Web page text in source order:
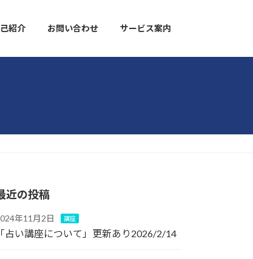
紹介 お問い合わせ サービス案内
近の投稿
年11月2日 講座
「占い講座について」更新あり2026/2/14